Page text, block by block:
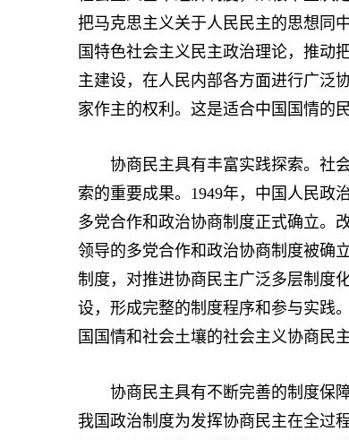
把马克思主义关于人民民主的思想同
国特色社会主义民主政治理论，推动
主建设，在人民内部各方面进行广泛
家作主的权利。这是适合中国国情的
协商民主具有丰富实践探索。社会
索的重要成果。1949年，中国人民政
多党合作和政治协商制度正式确立。
领导的多党合作和政治协商制度被确
制度，对推进协商民主广泛多层制度
设，形成完整的制度程序和参与实践
国国情和社会土壤的社会主义协商民
协商民主具有不断完善的制度保障
我国政治制度为发挥协商民主在全过